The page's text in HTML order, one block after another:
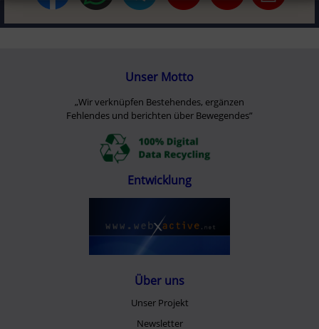
Unser Motto
„Wir verknüpfen Bestehendes, ergänzen
Fehlendes und berichten über Bewegendes”
Entwicklung
Über uns
Unser Projekt
Newsletter